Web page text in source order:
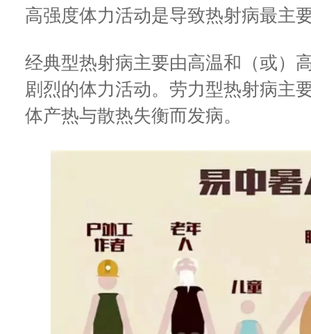
高强度体力活动是导致热射病最主
经典型热射病主要由高温和（或）
剧烈的体力活动。劳力型热射病主
体产热与散热失衡而发病。